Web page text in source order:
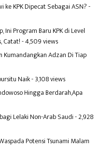
ke KPK Dipecat Sebagai ASN?-
Ini Program Baru KPK di Level
Catat!- 4,509 views
Adzan Di Tiap
Naik- 3,108 views
Hingga Berdarah,Apa
Lelaki Non-Arab Saudi- 2,928
Potensi Tsunami Malam